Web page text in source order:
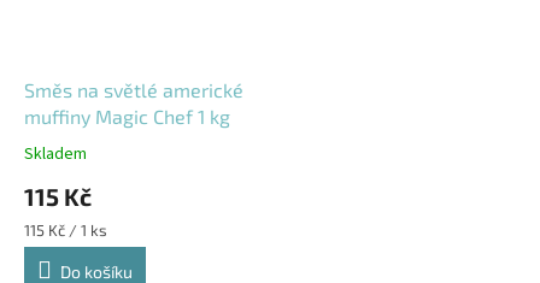
Směs na světlé americké
muffiny Magic Chef 1 kg
Skladem
115 Kč
Měrná
cena:
115 Kč / 1 ks
Do košíku